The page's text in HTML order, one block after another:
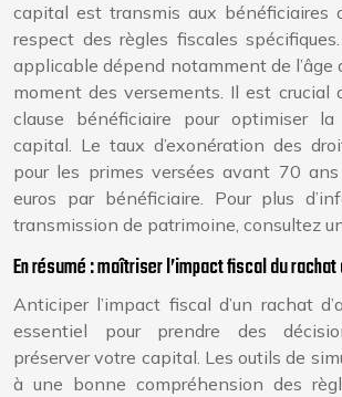
capital est transmis aux bénéficiaires
respect des règles fiscales
applicable dépend notamment de l’âge
moment des versements. Il est crucial
clause bénéficiaire pour optimiser la
capital. Le taux d’exonération des
pour les primes versées avant 70
euros par bénéficiaire. Pour plus
transmission de patrimoine, consultez
En résumé : maîtriser l’impact fiscal du rachat
Anticiper l’impact fiscal d’un rachat
essentiel pour prendre des
préserver votre capital. Les outils de
à une bonne compréhension des